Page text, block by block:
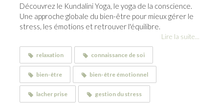
Découvrez le Kundalini Yoga, le yoga de la conscience.
Une approche globale du bien-être pour mieux gérer le
stress, les émotions et retrouver l'équilibre.
Lire la suite...
relaxation connaissance de soi
bien-être bien-être émotionnel
lacher prise gestion du stress